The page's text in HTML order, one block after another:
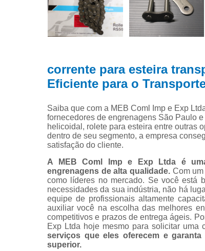
de
de
para
e
corrente para esteira
Eficiente para o
Saiba que com a MEB Coml Imp e Exp
fornecedores de engrenagens São Paulo
helicoidal, rolete para esteira entre outras
dentro de seu segmento, a empresa
satisfação do cliente.
A MEB Coml Imp e Exp Ltda é
engrenagens de alta qualidade.Com um
como líderes no mercado. Se você está
necessidades da sua indústria, não há
equipe de profissionais altamente
auxiliar você na escolha das melhores
competitivos e prazos de entrega ágeis.
Exp Ltda hoje mesmo para solicitar uma
serviços que eles oferecem e
superior.